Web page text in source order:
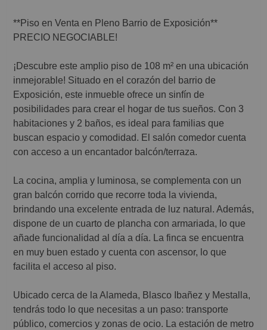
**Piso en Venta en Pleno Barrio de Exposición**
PRECIO NEGOCIABLE!
¡Descubre este amplio piso de 108 m² en una ubicación
inmejorable! Situado en el corazón del barrio de
Exposición, este inmueble ofrece un sinfín de
posibilidades para crear el hogar de tus sueños. Con 3
habitaciones y 2 baños, es ideal para familias que
buscan espacio y comodidad. El salón comedor cuenta
con acceso a un encantador balcón/terraza.
La cocina, amplia y luminosa, se complementa con un
gran balcón corrido que recorre toda la vivienda,
brindando una excelente entrada de luz natural. Además,
dispone de un cuarto de plancha con armariada, lo que
añade funcionalidad al día a día. La finca se encuentra
en muy buen estado y cuenta con ascensor, lo que
facilita el acceso al piso.
Ubicado cerca de la Alameda, Blasco Ibañez y Mestalla,
tendrás todo lo que necesitas a un paso: transporte
público, comercios y zonas de ocio. La estación de metro